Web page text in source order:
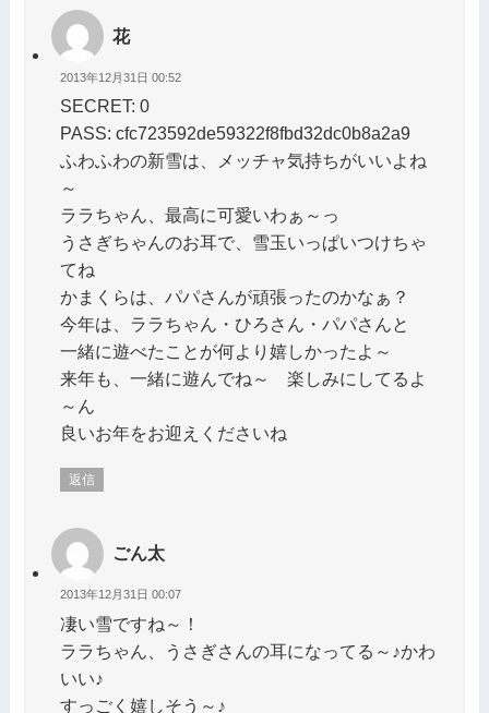
花
2013年12月31日 00:52
SECRET: 0
PASS: cfc723592de59322f8fbd32dc0b8a2a9
ふわふわの新雪は、メッチャ気持ちがいいよね
～
ララちゃん、最高に可愛いわぁ～っ
うさぎちゃんのお耳で、雪玉いっぱいつけちゃ
てね
かまくらは、パパさんが頑張ったのかなぁ？
今年は、ララちゃん・ひろさん・パパさんと
一緒に遊べたことが何より嬉しかったよ～
来年も、一緒に遊んでね～ 楽しみにしてるよ
～ん
良いお年をお迎えくださいね
返信
ごん太
2013年12月31日 00:07
凄い雪ですね～！
ララちゃん、うさぎさんの耳になってる～♪かわ
いい♪
すっごく嬉しそう～♪